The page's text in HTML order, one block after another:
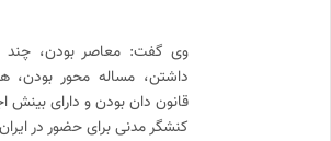
وی گفت: معاصر بودن، چند
داشتن، مساله محور
قانون دان بودن و دارای بینش
کنشگر مدنی برای حضور در